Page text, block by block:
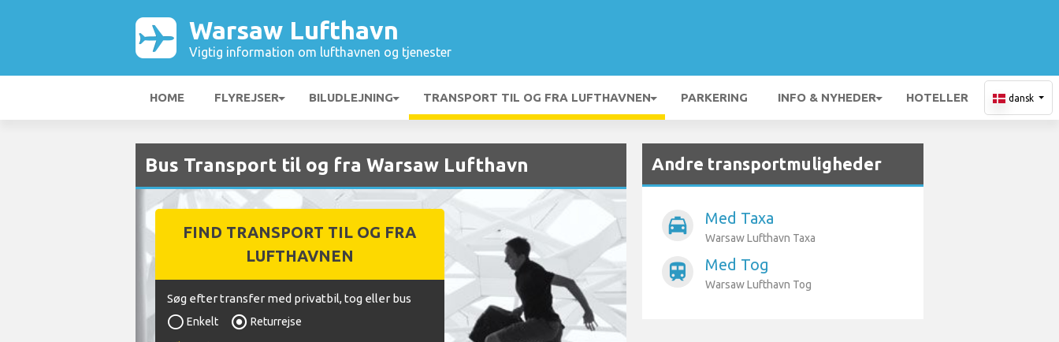
Warsaw Lufthavn
Vigtig information om lufthavnen og tjenester
HOME FLYREJSER BILUDLEJNING TRANSPORT TIL OG FRA LUFTHAVNEN PARKERING INFO & NYHEDER HOTELLER dansk
Bus Transport til og fra Warsaw Lufthavn
FIND TRANSPORT TIL OG FRA
LUFTHAVNEN
Søg efter transfer med privatbil, tog eller bus
Enkelt
Returrejse
Andre transportmuligheder
local_taxi Med Taxa
Warsaw Lufthavn Taxa
train Med Tog
Warsaw Lufthavn Tog